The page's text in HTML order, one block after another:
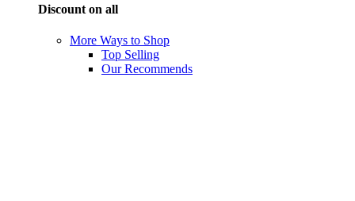
Discount on all
More Ways to Shop
Top Selling
Our Recommends